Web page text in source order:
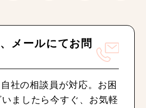
メールにてお問
社の相談員が対応。お困
ましたら今すぐ、お気軽